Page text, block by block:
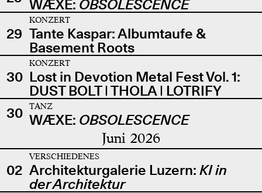
WÆXE: OBSOLESCENCE
29
KONZERT
Tante Kaspar: Albumtaufe &
Basement Roots
30
KONZERT
Lost in Devotion Metal Fest Vol. 1:
DUST BOLT | THOLA | LOTRIFY
30
TANZ
WÆXE: OBSOLESCENCE
Juni 2026
02
VERSCHIEDENES
Architekturgalerie Luzern: KI in
der Architektur